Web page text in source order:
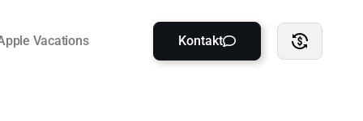
Vacations Kontakt